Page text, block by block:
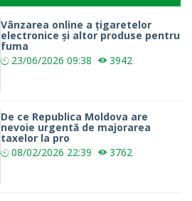
Vânzarea online a țigaretelor
electronice și altor produse pentru
fuma
23/06/2026 09:38 3942
De ce Republica Moldova are
nevoie urgentă de majorarea
taxelor la pro
08/02/2026 22:39 3762